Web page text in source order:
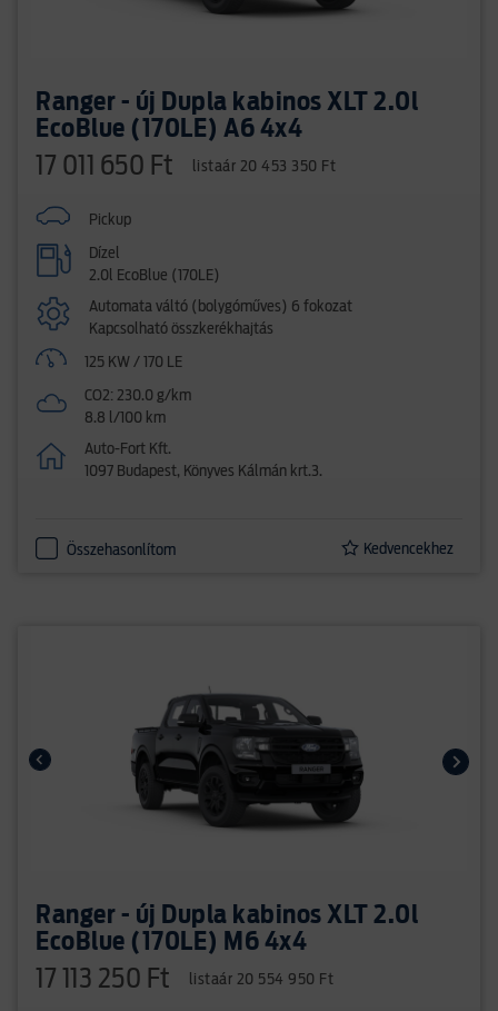
Ranger - új Dupla kabinos XLT 2.0l
EcoBlue (170LE) A6 4x4
17 011 650 Ft listaár 20 453 350 Ft
Pickup
Dízel
2.0l EcoBlue (170LE)
Automata váltó (bolygóműves) 6 fokozat
Kapcsolható összkerékhajtás
125 KW / 170 LE
CO2: 230.0 g/km
8.8 l/100 km
Auto-Fort Kft.
1097 Budapest, Könyves Kálmán krt.3.
Összehasonlítom Kedvencekhez
Ranger - új Dupla kabinos XLT 2.0l
EcoBlue (170LE) M6 4x4
17 113 250 Ft listaár 20 554 950 Ft